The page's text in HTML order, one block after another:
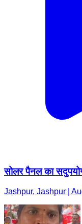
सोलर पैनल का
Jashpur, Jashpur |